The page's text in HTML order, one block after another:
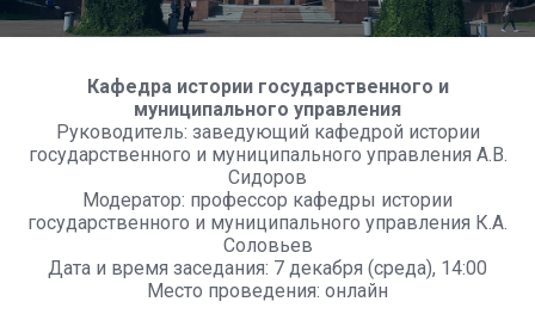
Кафедра истории государственного и
муниципального управления
Руководитель: заведующий кафедрой истории
государственного и муниципального управления А.В.
Сидоров
Модератор: профессор кафедры истории
государственного и муниципального управления К.А.
Соловьев
Дата и время заседания: 7 декабря (среда), 14:00
Место проведения: онлайн